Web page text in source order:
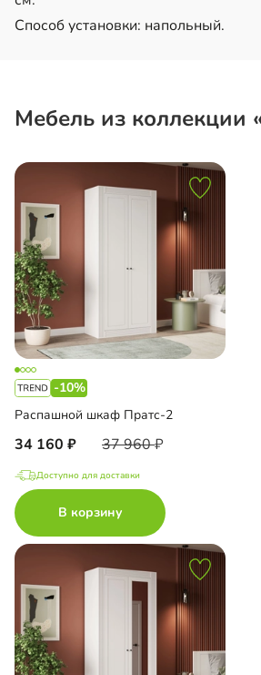
Способ установки: напольный.
Мебель из коллекции
-10%
Распашной шкаф Пратс-2
34 160 37 960
Доступно для доставки
В корзину